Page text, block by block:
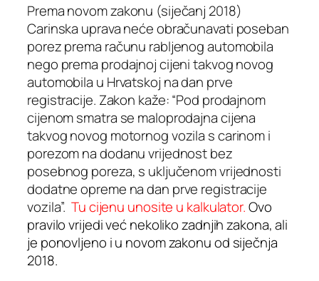
Prema novom zakonu (siječanj 2018)
Carinska uprava neće obračunavati poseban
porez prema računu rabljenog automobila
nego prema prodajnoj cijeni takvog novog
automobila u Hrvatskoj na dan prve
registracije. Zakon kaže: “Pod prodajnom
cijenom smatra se maloprodajna cijena
takvog novog motornog vozila s carinom i
porezom na dodanu vrijednost bez
posebnog poreza, s uključenom vrijednosti
dodatne opreme na dan prve registracije
vozila”.Tu cijenu unosite u kalkulator.Ovo
pravilo vrijedi već nekoliko zadnjih zakona, ali
je ponovljeno i u novom zakonu od siječnja
2018.